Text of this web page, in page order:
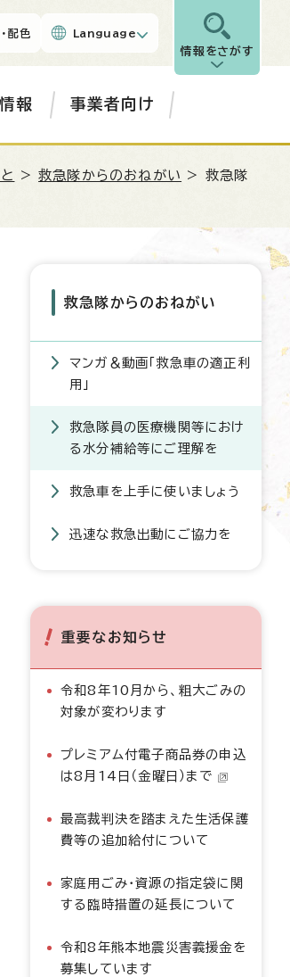
配色 Language
情報をさがす
報 事業者向け
>救急隊からのおねがい > 救急隊
救急隊からのおねがい
マンガ＆動画「救急車の適正利
用」
救急隊員の医療機関等におけ
る水分補給等にご理解を
救急車を上手に使いましょう
迅速な救急出動にご協力を
重要なお知らせ
令和8年10月から、粗大ごみの
対象が変わります
プレミアム付電子商品券の申込
は8月14日（金曜日）まで
最高裁判決を踏まえた生活保護
費等の追加給付について
家庭用ごみ・資源の指定袋に関
する臨時措置の延長について
令和8年熊本地震災害義援金を
募集しています